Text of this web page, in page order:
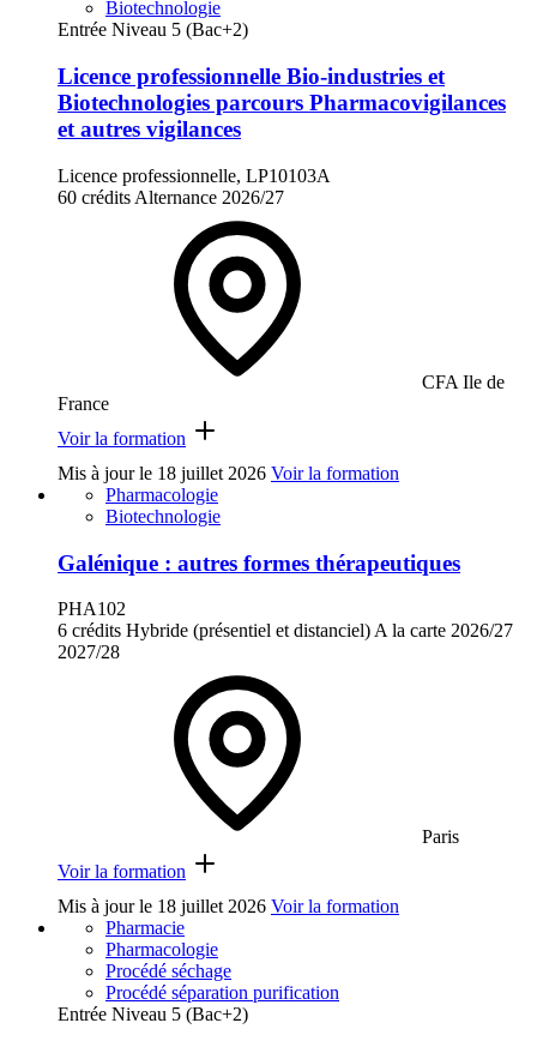
Biotechnologie
Entrée Niveau 5 (Bac+2)
Licence professionnelle Bio-industries et
Biotechnologies parcours Pharmacovigilances
et autres vigilances
Licence professionnelle, LP10103A
60 crédits Alternance 2026/27
CFA Ile de
France
Voir la formation
Mis à jour le 18 juillet 2026 Voir la formation
Pharmacologie
Biotechnologie
Galénique : autres formes thérapeutiques
PHA102
6 crédits Hybride (présentiel et distanciel) A la carte 2026/27
2027/28
Paris
Voir la formation
Mis à jour le 18 juillet 2026 Voir la formation
Pharmacie
Pharmacologie
Procédé séchage
Procédé séparation purification
Entrée Niveau 5 (Bac+2)